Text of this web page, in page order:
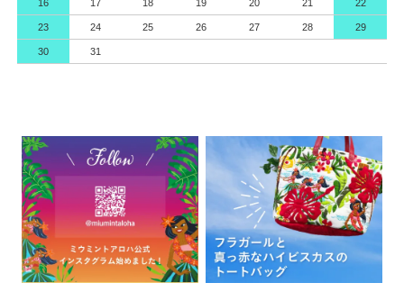
16 17 18 19 20 21 22
23 24 25 26 27 28 29
30 31